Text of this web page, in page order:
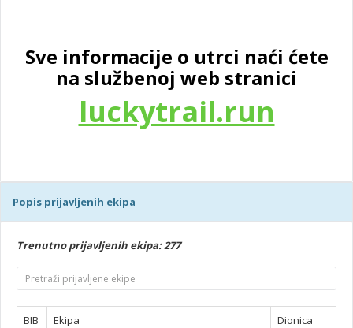
Sve informacije o utrci naći ćete
na službenoj web stranici
luckytrail.run
Popis prijavljenih ekipa
Trenutno prijavljenih ekipa: 277
BIB Ekipa Dionica